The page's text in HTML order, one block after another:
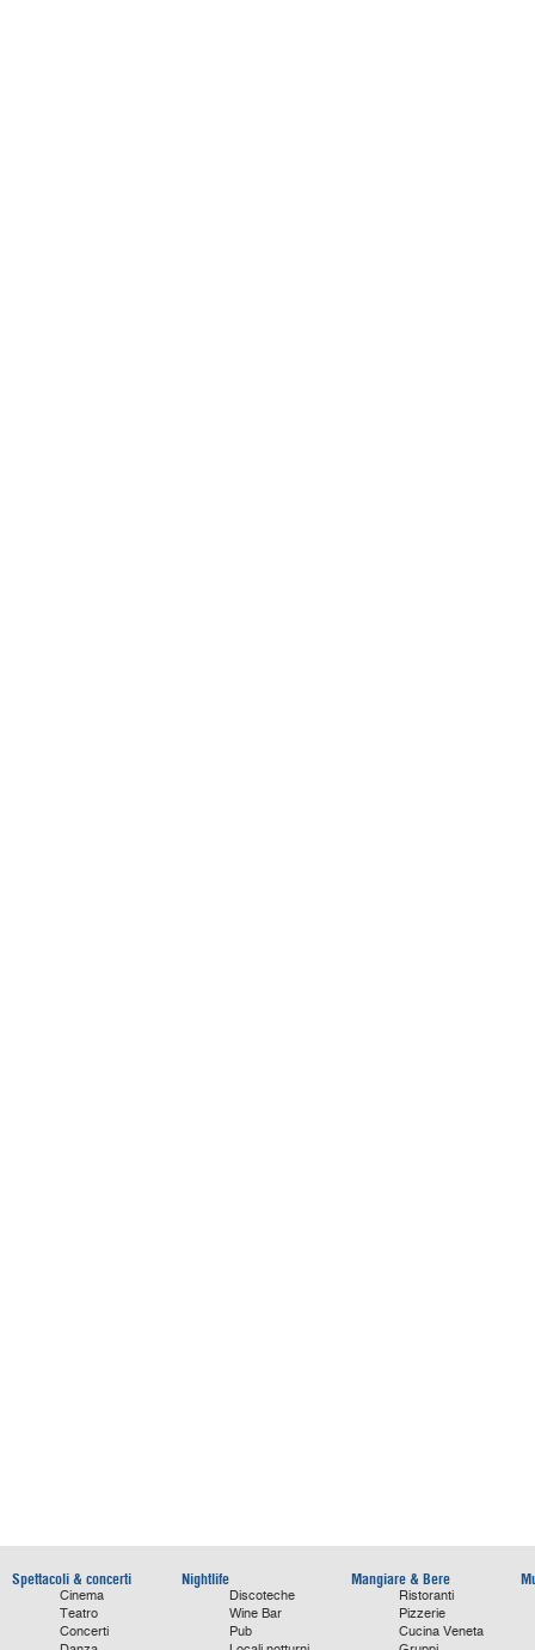
Spettacoli & concerti
Cinema
Teatro
Concerti
Nightlife
Discoteche
Wine Bar
Pub
Mangiare & Bere
Ristoranti
Pizzerie
Cucina Veneta